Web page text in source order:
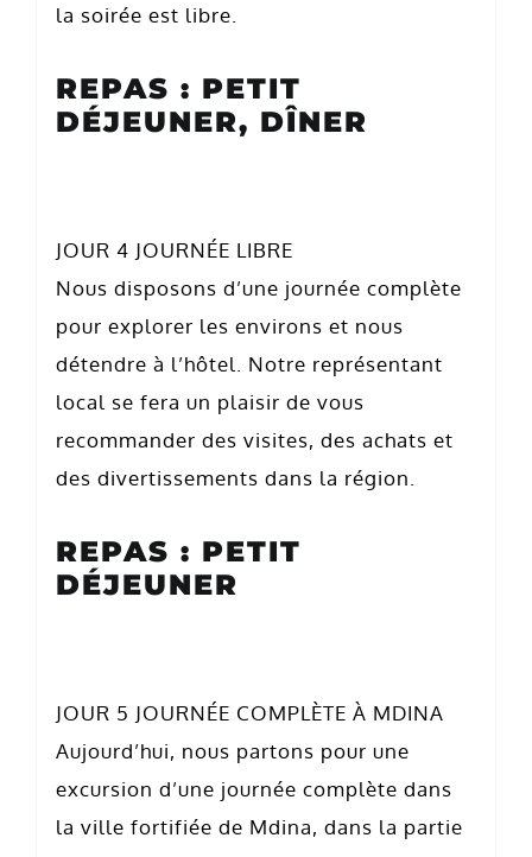
la soirée est libre.
REPAS : PETIT
DÉJEUNER, DÎNER
JOUR 4 JOURNÉE LIBRE
Nous disposons d’une journée complète
pour explorer les environs et nous
détendre à l’hôtel. Notre représentant
local se fera un plaisir de vous
recommander des visites, des achats et
des divertissements dans la région.
REPAS : PETIT
DÉJEUNER
JOUR 5 JOURNÉE COMPLÈTE À MDINA
Aujourd’hui, nous partons pour une
excursion d’une journée complète dans
la ville fortifiée de Mdina, dans la partie